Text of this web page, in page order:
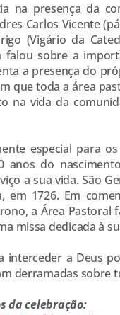
na presença da
Carlos Vicente
(Vigário da
falou sobre a
a presença do
que toda a área
na vida da
especial para
anos do
a sua vida. São
em 1726. Em
a Área Pastoral
missa dedicada à
interceder a Deus
derramadas sobre
da celebração: